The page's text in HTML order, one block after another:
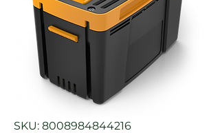
SKU: 8008984844216